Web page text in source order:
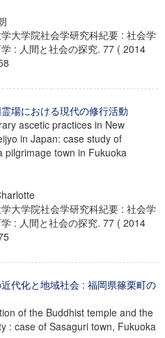
大学院社会学研究科紀要 : 社会学
: 人間と社会の探究. 77 ( 2014
場における現代の修行活動
ascetic practices in New
in Japan: case study of
pilgrimage town in Fukuoka
大学院社会学研究科紀要 : 社会学
: 人間と社会の探究. 77 ( 2014
代化と地域社会 : 福岡県篠栗町の
of the Buddhist temple and the
: case of Sasaguri town, Fukuoka